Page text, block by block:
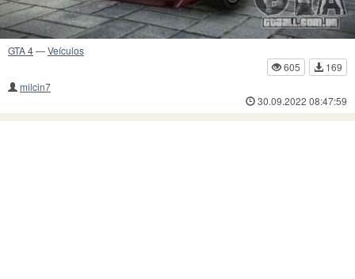
GTA 4—Veículos
605
169
milcin7
30.09.2022 08:47:59